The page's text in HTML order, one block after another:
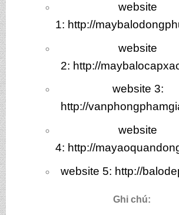
website
1: http://
website
2: http://
website 3:
http://
website
4: http://
website 5: http://
Ghi chú: